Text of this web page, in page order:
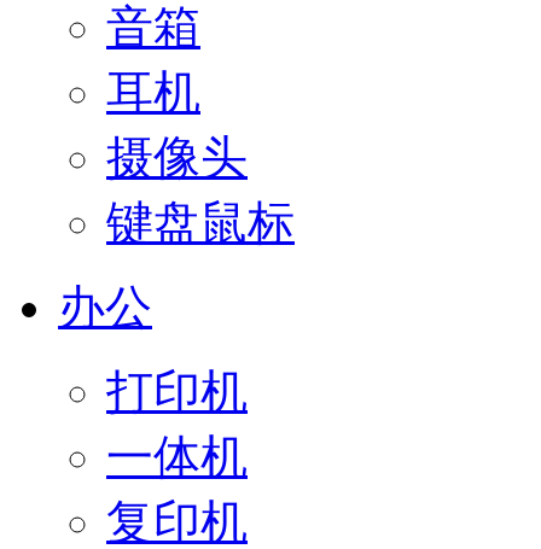
音箱
耳机
摄像头
键盘鼠标
办公
打印机
一体机
复印机